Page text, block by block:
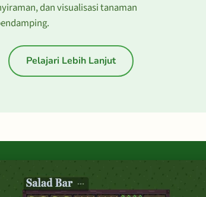
dan visualisasi tanaman
Pelajari Lebih Lanjut